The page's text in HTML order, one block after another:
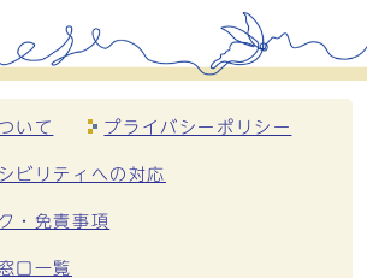
いて プライバシーポリシー
ビリティへの対応
・免責事項
口一覧